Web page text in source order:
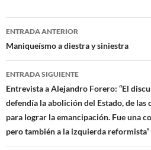
Navegación
de
entradas
ENTRADA ANTERIOR
Maniqueísmo a diestra y siniestra
ENTRADA SIGUIENTE
Entrevista a Alejandro Forero: “El
defendía la abolición del Estado, de las
para lograr la emancipación. Fue una
pero también a la izquierda reformista”